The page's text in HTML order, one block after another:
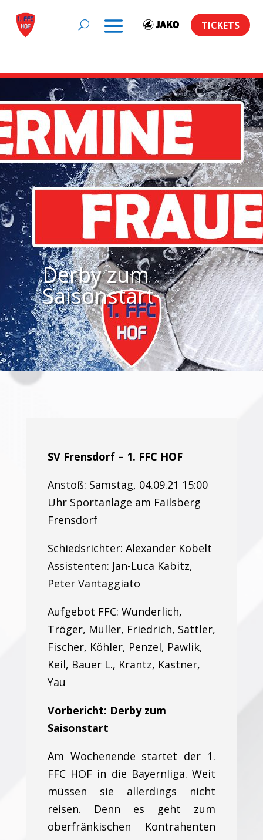
TICKETS
Derby zum
Saisonstart
SV Frensdorf – 1. FFC HOF
Anstoß: Samstag, 04.09.21 15:00
Uhr Sportanlage am Failsberg
Frensdorf
Schiedsrichter: Alexander Kobelt
Assistenten: Jan-Luca Kabitz,
Peter Vantaggiato
Aufgebot FFC: Wunderlich,
Tröger, Müller, Friedrich, Sattler,
Fischer, Köhler, Penzel, Pawlik,
Keil, Bauer L., Krantz, Kastner,
Yau
Vorbericht: Derby zum
Saisonstart
Am Wochenende startet der 1.
FFC HOF in die Bayernliga. Weit
müssen sie allerdings nicht
reisen. Denn es geht zum
oberfränkischen Kontrahenten